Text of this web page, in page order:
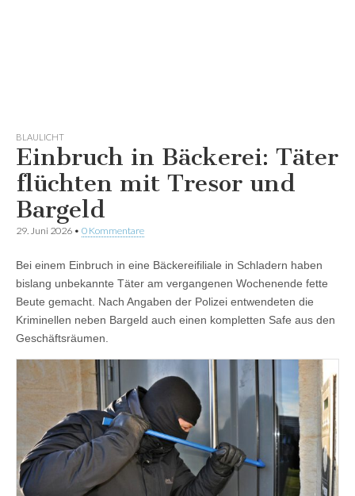
BLAULICHT
Einbruch in Bäckerei: Täter
flüchten mit Tresor und
Bargeld
29. Juni 2026 • 0 Kommentare
Bei einem Einbruch in eine Bäckereifiliale in Schladern haben
bislang unbekannte Täter am vergangenen Wochenende fette
Beute gemacht. Nach Angaben der Polizei entwendeten die
Kriminellen neben Bargeld auch einen kompletten Safe aus den
Geschäftsräumen.